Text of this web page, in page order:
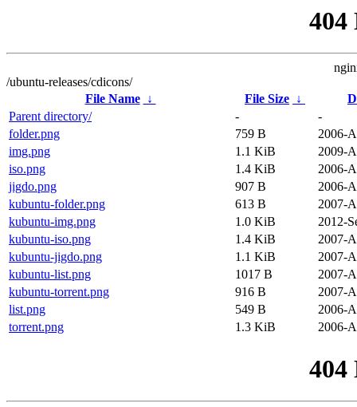
404
/ubuntu-releases/cdicons/
File Name
↓ File Size ↓
Parent directory/
-
-
folder.png
759 B
2006-
img.png
1.1 KiB
2009-
iso.png
1.4 KiB
2006-
jigdo.png
907 B
2006-
kubuntu-folder.png
613 B
2007-
kubuntu-img.png
1.0 KiB
2012-
kubuntu-iso.png
1.4 KiB
2007-
kubuntu-jigdo.png
1.1 KiB
2007-
kubuntu-list.png
1017 B
2007-
kubuntu-torrent.png
916 B
2007-
list.png
549 B
2006-
torrent.png
1.3 KiB 2006-
404